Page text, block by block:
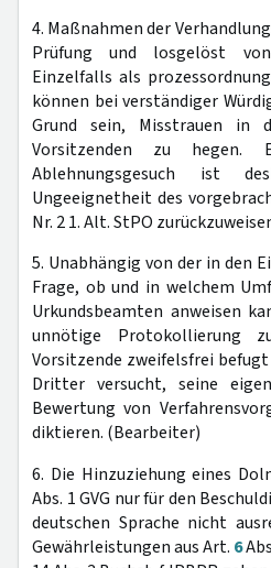
4. Maßnahmen der
Prüfung und losgelöst
Einzelfalls als
können bei verständiger
Grund sein, Misstrauen in
Vorsitzenden zu hegen.
Ablehnungsgesuch ist
Ungeeignetheit des
Nr. 2 1. Alt. StPO
5. Unabhängig von der in den
Frage, ob und in welchem
Urkundsbeamten anweisen
unnötige Protokollierung
Vorsitzende zweifelsfrei
Dritter versucht, seine
Bewertung von
diktieren. (Bearbeiter)
6. Die Hinzuziehung eines
Abs. 1 GVG nur für den
deutschen Sprache nicht
Gewährleistungen aus Art. 6